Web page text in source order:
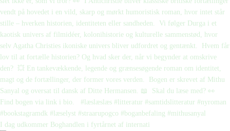
I dag udkommer Boghandlen i fyrtårnet af internati